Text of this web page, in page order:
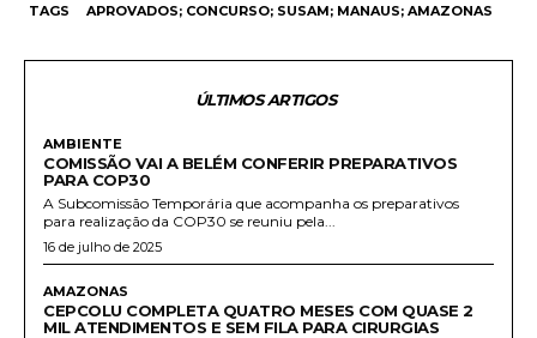
TAGS APROVADOS; CONCURSO; SUSAM; MANAUS; AMAZONAS
ÚLTIMOS ARTIGOS
AMBIENTE
COMISSÃO VAI A BELÉM CONFERIR PREPARATIVOS
PARA COP30
A Subcomissão Temporária que acompanha os preparativos
para realização da COP30 se reuniu pela...
16 de julho de 2025
AMAZONAS
CEPCOLU COMPLETA QUATRO MESES COM QUASE 2
MIL ATENDIMENTOS E SEM FILA PARA CIRURGIAS